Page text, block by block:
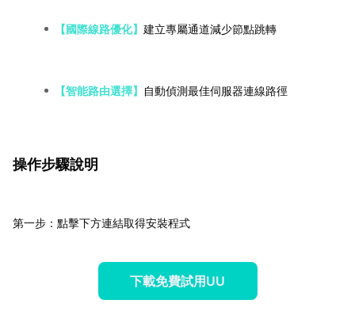
【國際線路優化】 建立專屬通道減少節點跳轉
【智能路由選擇】 自動偵測最佳伺服器連線路徑
操作步驟說明
第一步：點擊下方連結取得安裝程式
下載免費試用UU